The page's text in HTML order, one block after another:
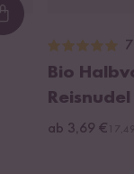
Loading...
7
Bio
ab 3,69 €